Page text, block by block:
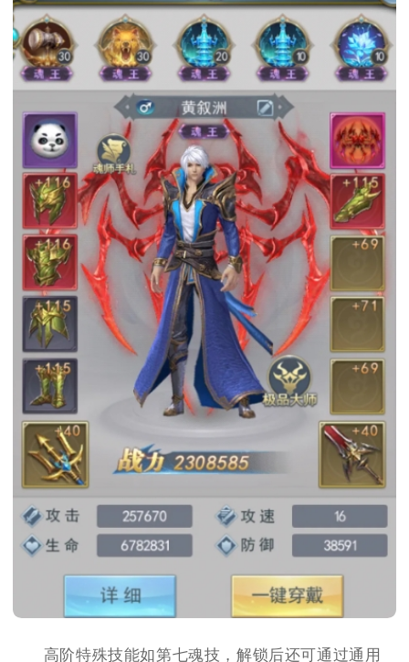
高阶特殊技能如第七魂技，解锁后还可通过通用